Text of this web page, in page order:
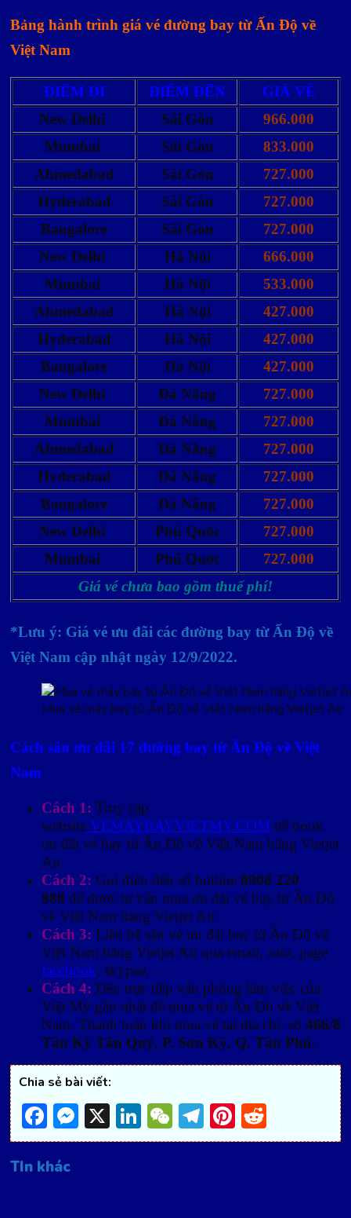
Bảng hành trình giá vé đường bay từ Ấn Độ về
Việt Nam
ĐIỂM ĐI ĐIỂM ĐẾN
GIÁ VÉ
New Delhi
Sài Gòn
966.000
Mumbai
Sài Gòn
833.000
Ahmedabad
Sài Gòn
727.000
Hyderabad
Sài Gòn
727.000
Bangalore
Sài Gòn
727.000
New Delhi
Hà Nội
666.000
Mumbai
Hà Nội
533.000
Ahmedabad
Hà Nội
427.000
Hyderabad
Hà Nội
427.000
Bangalore
Hà Nội
427.000
New Delhi
Đà Nẵng
727.000
Mumbai
Đà Nẵng
727.000
Ahmedabad
Đà Nẵng
727.000
Hyderabad
Đà Nẵng
727.000
Bangalore
Đà Nẵng
727.000
New Delhi
Phú Quốc
727.000
Mumbai
Phú Quốc
727.000
Giá vé chưa bao gồm thuế phí!
*Lưu ý: Giá vé ưu đãi các đường bay từ Ấn Độ về
Việt Nam cập nhật ngày 12/9/2022.
Mua vé máy bay từ Ấn Độ về Việt Nam hãng Vietjet Air
Cách săn ưu đãi 17 đường bay từ Ấn Độ về Việt
Nam
Cách 1: Truy cập
website VEMAYBAYVIETMY.COM để book
ưu đãi vé bay từ Ấn Độ về Việt Nam hãng Vietjet
Air.
Cách 2: Gọi điện đến số hotline 0908 220
888 để được tư vấn mua ưu đãi vé bay từ Ấn Độ
về Việt Nam hãng Vietjet Air.
Cách 3: Liên hệ săn vé ưu đãi bay từ Ấn Độ về
Việt Nam hãng Vietjet Air qua email, zalo, page
facebook, skypee, ….
Cách 4: Đến trực tiếp văn phòng làm việc của
Việt Mỹ gần nhất để mua vé từ Ấn Độ về Việt
Nam. Thanh toán khi mua vé tại địa chỉ: số 466/8
Tân Kỳ Tân Quý, P. Sơn Kỳ, Q. Tân Phú.
Chia sẻ bài viết:
Facebook
Messenger
X LinkedIn
WeChat
Telegram
Pinterest
TIn khác